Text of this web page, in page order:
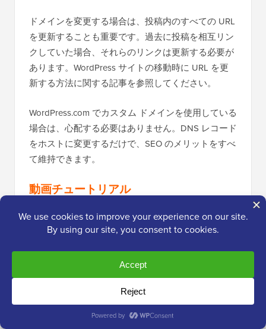
ドメインを変更する場合は、投稿内のすべての URL
を更新することも重要です。過去に投稿を相互リン
クしていた場合、それらのリンクは更新する必要が
あります。WordPress サイトの移動時に URL を更
新する方法に関する記事を参照してください。
WordPress.com でカスタム ドメインを使用している
場合は、心配する必要はありません。DNS レコード
をホストに変更するだけで、SEO のメリットをすべ
て維持できます。
動画チュートリアル
プロセスをさらに詳しく知りたいですか？
WordPress.com から WordPress.org への移行方法に